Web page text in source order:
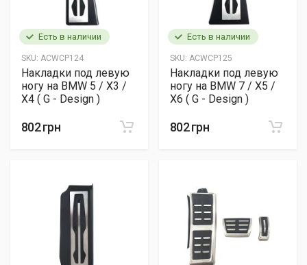
Есть в наличии
SKU: ACWCP124
Накладки под левую
ногу на BMW 5 / X3 /
X4 ( G - Design )
802 грн
Есть в наличии
SKU: ACWCP125
Накладки под левую
ногу на BMW 7 / X5 /
X6 ( G - Design )
802 грн